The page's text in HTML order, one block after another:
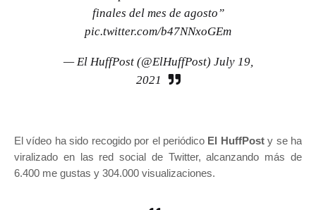
finales del mes de agosto”
pic.twitter.com/b47NNxoGEm
— El HuffPost (@ElHuffPost) July 19,
2021
El vídeo ha sido recogido por el periódico El HuffPosty se ha
viralizado en las red social de Twitter, alcanzando más de
6.400 me gustas y 304.000 visualizaciones.